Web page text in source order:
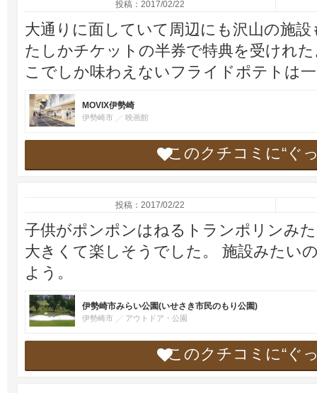
投稿：2017/02/22
大通りに面していて周辺にも沢山の施
たしかチケットの半券で特典を受けれ
こでしか味わえないフライドポテトは
MOVIX伊勢崎
伊勢崎市 映画館
このクチコミに“ぐ
投稿：2017/02/22
子供がポンポンはねるトランポリンみ
大きくて楽しそうでした。 施設みたい
よう。
伊勢崎市みらい公園(いせさき市民のもり公園)
伊勢崎市 アウトドア・公園
このクチコミに“ぐ